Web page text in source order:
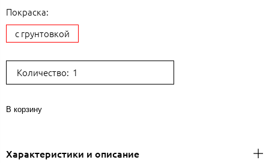
Покраска:
с грунтовкой
Количество:
В корзину
Характеристики и описание